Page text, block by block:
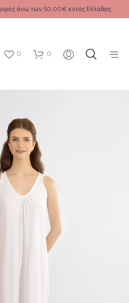
άνω των 50,00€ εντός Ελλάδας.
0 0